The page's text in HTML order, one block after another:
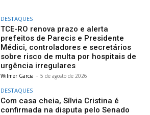
DESTAQUES
TCE-RO renova prazo e alerta
prefeitos de Parecis e Presidente
Médici, controladores e secretários
sobre risco de multa por hospitais de
urgência irregulares
Wilmer Garcia - 5 de agosto de 2026
DESTAQUES
Com casa cheia, Sílvia Cristina é
confirmada na disputa pelo Senado